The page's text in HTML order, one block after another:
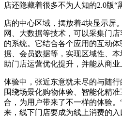
店还隐藏着很多不为人知的2.0版“
店的中心区域，摆放着4块显示屏
网、大数据等技术，可以采集门
的系统。它结合各个应用的互动
据、会员数据等，实现区域性、
助门店运营优化提升，并能从商业
体验中，张近东意犹未尽的与随
围绕场景化购物体验、智能化精
合，为用户带来了不一样的体验
来，线下门店要成为线上消费的